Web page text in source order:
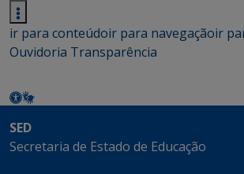
ir para conteúdoir para navegaçãoir
Ouvidoria Transparência
SED
Secretaria de Estado de Educação